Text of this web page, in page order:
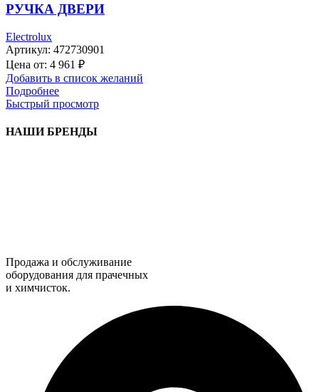
РУЧКА ДВЕРИ
Electrolux
Артикул: 472730901
Цена от: 4 961 ₽
Добавить в список желаний
Подробнее
Быстрый просмотр
НАШИ БРЕНДЫ
Продажа и обслуживание
оборудования для прачечных
и химчисток.